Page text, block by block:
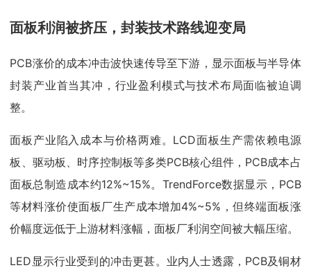
面板利润被挤压，封装技术路线迎变局
PCB涨价的成本冲击波快速传导至下游，显示面板与半导体
封装产业首当其冲，行业盈利模式与技术布局面临被迫调
整。
面板产业陷入成本与价格两难。LCD面板生产需依赖电源
板、驱动板、时序控制板等多类PCB核心组件，PCB成本占
面板总制造成本约12%~15%。TrendForce数据显示，PCB
等材料涨价使面板厂生产成本增加4%~5%，但终端面板涨
价幅度远低于上游材料涨幅，面板厂利润空间被大幅压缩。
LED显示行业受到的冲击更甚。业内人士透露，PCB及铜材